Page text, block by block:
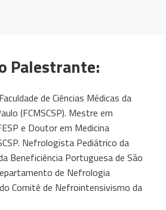
Palestrante:
de Ciências Médicas da
(FCMSCSP). Mestre em
e Doutor em Medicina
Nefrologista Pediátrico da
Beneficiência Portuguesa de São
de Nefrologia
Comitê de Nefrointensivismo da